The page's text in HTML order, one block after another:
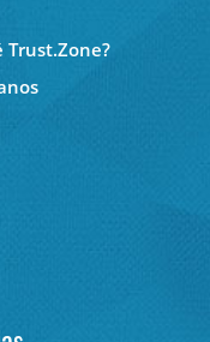
Trust.Zone?